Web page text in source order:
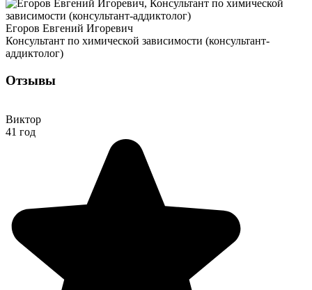
Егоров Евгений Игоревич
Консультант по химической зависимости (консультант-
аддиктолог)
Отзывы
Виктор
41 год